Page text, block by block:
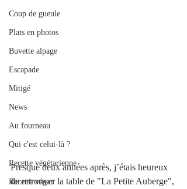
Coup de gueule
Plats en photos
Buvette alpage
Escapade
Mitigé
News
Au fourneau
Qui c'est celui-là ?
Recette végétarienne
Recette végan
Presque deux années après, j’étais heureux
de retrouver la table de "La Petite Auberge",